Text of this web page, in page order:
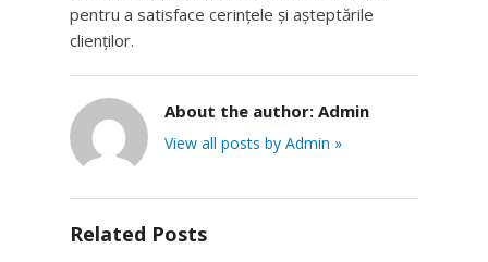
pentru a satisface cerințele și așteptările
clienților.
About the author: Admin
View all posts by Admin »
Related Posts